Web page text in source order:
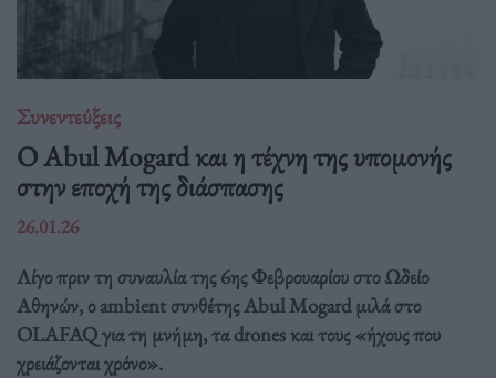
Συνεντεύξεις
Ο Abul Mogard και η τέχνη της υπομονής
στην εποχή της διάσπασης
26.01.26
Λίγο πριν τη συναυλία της 6ης Φεβρουαρίου στο Ωδείο
Αθηνών, ο ambient συνθέτης Abul Mogard μιλά στο
OLAFAQ για τη μνήμη, τα drones και τους «ήχους που
χρειάζονται χρόνο».